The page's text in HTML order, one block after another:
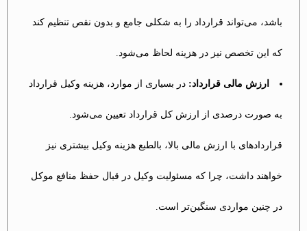
باشد، می‌تواند قرارداد را به شکلی جامع و بدون نقص تنظیم کند
که این تخصص نیز در هزینه لحاظ می‌شود.
ارزش مالی قرارداد: در بسیاری از موارد، هزینه وکیل قرارداد
به صورت درصدی از ارزش کل قرارداد تعیین می‌شود.
قراردادهای با ارزش مالی بالا، بالطبع هزینه وکیل بیشتری نیز
خواهند داشت، چرا که مسئولیت وکیل در قبال حفظ منافع موکل
در چنین مواردی سنگین‌تر است.